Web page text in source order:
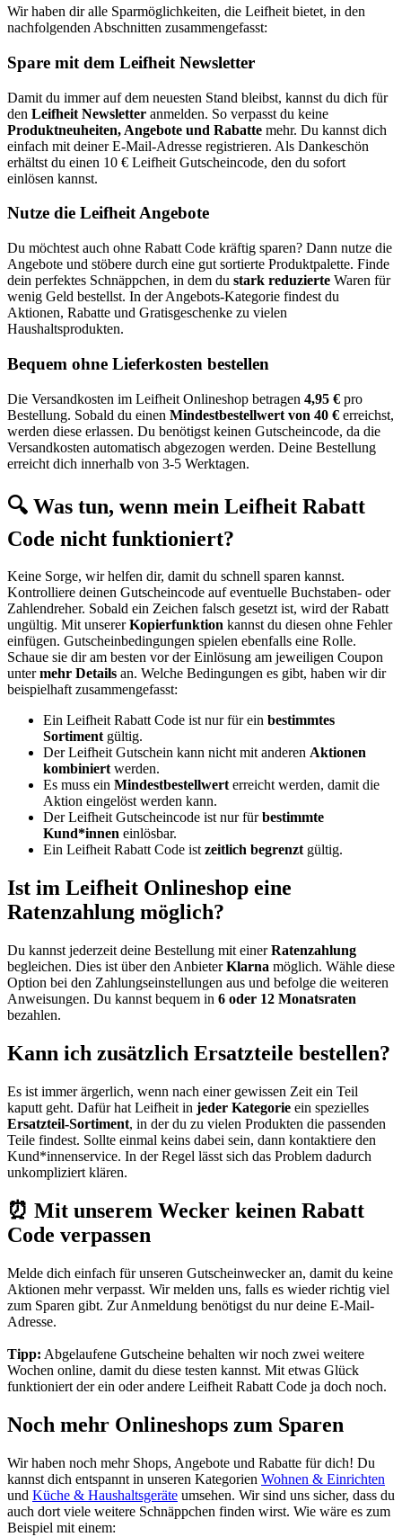
Wir haben dir alle Sparmöglichkeiten, die Leifheit bietet, in den
nachfolgenden Abschnitten zusammengefasst:
Spare mit dem Leifheit Newsletter
Damit du immer auf dem neuesten Stand bleibst, kannst du dich für
den Leifheit Newsletter anmelden. So verpasst du keine
Produktneuheiten, Angebote und Rabatte mehr. Du kannst dich
einfach mit deiner E-Mail-Adresse registrieren. Als Dankeschön
erhältst du einen 10 € Leifheit Gutscheincode, den du sofort
einlösen kannst.
Nutze die Leifheit Angebote
Du möchtest auch ohne Rabatt Code kräftig sparen? Dann nutze die
Angebote und stöbere durch eine gut sortierte Produktpalette. Finde
dein perfektes Schnäppchen, in dem du stark reduzierte Waren für
wenig Geld bestellst. In der Angebots-Kategorie findest du
Aktionen, Rabatte und Gratisgeschenke zu vielen
Haushaltsprodukten.
Bequem ohne Lieferkosten bestellen
Die Versandkosten im Leifheit Onlineshop betragen 4,95 € pro
Bestellung. Sobald du einen Mindestbestellwert von 40 € erreichst,
werden diese erlassen. Du benötigst keinen Gutscheincode, da die
Versandkosten automatisch abgezogen werden. Deine Bestellung
erreicht dich innerhalb von 3-5 Werktagen.
🔍 Was tun, wenn mein Leifheit Rabatt
Code nicht funktioniert?
Keine Sorge, wir helfen dir, damit du schnell sparen kannst.
Kontrolliere deinen Gutscheincode auf eventuelle Buchstaben- oder
Zahlendreher. Sobald ein Zeichen falsch gesetzt ist, wird der Rabatt
ungültig. Mit unsererKopierfunktion kannst du diesen ohne Fehler
einfügen. Gutscheinbedingungen spielen ebenfalls eine Rolle.
Schaue sie dir am besten vor der Einlösung am jeweiligen Coupon
untermehr Details an. Welche Bedingungen es gibt, haben wir dir
beispielhaft zusammengefasst:
Ein Leifheit Rabatt Code ist nur für ein bestimmtes
Sortimentgültig.
Der Leifheit Gutschein kann nicht mit anderen Aktionen
kombiniertwerden.
Es muss ein Mindestbestellwerterreicht werden, damit die
Aktion eingelöst werden kann.
Der Leifheit Gutscheincode ist nur fürbestimmte
Kund*innen einlösbar.
Ein Leifheit Rabatt Code istzeitlich begrenztgültig.
Ist im Leifheit Onlineshop eine
Ratenzahlung möglich?
Du kannst jederzeit deine Bestellung mit einerRatenzahlung
begleichen. Dies ist über den AnbieterKlarna möglich. Wähle diese
Option bei den Zahlungseinstellungen aus und befolge die weiteren
Anweisungen. Du kannst bequem in 6 oder 12 Monatsraten
bezahlen.
Kann ich zusätzlich Ersatzteile bestellen?
Es ist immer ärgerlich, wenn nach einer gewissen Zeit ein Teil
kaputt geht. Dafür hat Leifheit in jeder Kategorie ein spezielles
Ersatzteil-Sortiment, in der du zu vielen Produkten die passenden
Teile findest. Sollte einmal keins dabei sein, dann kontaktiere den
Kund*innenservice. In der Regel lässt sich das Problem dadurch
unkompliziert klären.
⏰ Mit unserem Wecker keinen Rabatt
Code verpassen
Melde dich einfach für unseren Gutscheinweckeran, damit du keine
Aktionen mehr verpasst. Wir melden uns, falls es wieder richtig viel
zum Sparen gibt. Zur Anmeldung benötigst du nur deine E-Mail-
Adresse.
Tipp: Abgelaufene Gutscheine behalten wir noch zwei weitere
Wochen online, damit du diese testen kannst. Mit etwas Glück
funktioniert der ein oder andere Leifheit Rabatt Code ja doch noch.
Noch mehr Onlineshops zum Sparen
Wir haben noch mehr Shops, Angebote und Rabatte für dich! Du
kannst dich entspannt in unseren Kategorien Wohnen & Einrichten
und Küche & Haushaltsgeräte umsehen. Wir sind uns sicher, dass du
auch dort viele weitere Schnäppchen finden wirst. Wie wäre es zum
Beispiel mit einem: